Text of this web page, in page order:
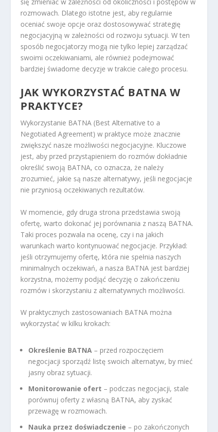
rozmowach. Dlatego istotne jest, aby regularnie
oceniać swoje opcje oraz dostosowywać strategię
negocjacyjną w zależności od rozwoju sytuacji. W ten
sposób negocjatorzy mogą nie tylko lepiej zarządzać
swoimi oczekiwaniami, ale również podejmować
bardziej świadome decyzje w trakcie całego procesu.
JAK WYKORZYSTAĆ BATNA W
PRAKTYCE?
Wykorzystanie BATNA (Best Alternative to a
Negotiated Agreement) w praktyce może znacznie
zwiększyć nasze możliwości negocjacyjne. Kluczowe
jest, aby przed przystąpieniem do rozmów dokładnie
określić swoją BATNA, co oznacza, że należy
zrozumieć, jakie są nasze alternatywy, jeśli negocjacje
nie przyniosą oczekiwanych rezultatów.
W momencie, gdy druga strona przedstawia swoją
ofertę, warto dokonać jej porównania z naszą BATNA.
Taki proces pozwala na ocenę, czy i na jakich
warunkach warto kontynuować negocjacje. Przykład:
jeśli otrzymujemy ofertę, która nie spełnia naszych
minimalnych oczekiwań, a nasza BATNA jest bardziej
korzystna, możemy podjąć decyzję o zakończeniu
rozmów i skorzystaniu z alternatywnych możliwości.
W praktycznych zastosowaniach BATNA można
wykorzystać w kilku krokach:
Określenie BATNA – przed rozpoczęciem
negocjacji sporządź listę swoich alternatyw, by mieć
jasny obraz sytuacji.
Monitorowanie ofert – podczas negocjacji, stale
porównuj oferty z własną BATNA, aby zyskać
przewagę w rozmowach.
Nauka przez doświadczenie – po zakończonych